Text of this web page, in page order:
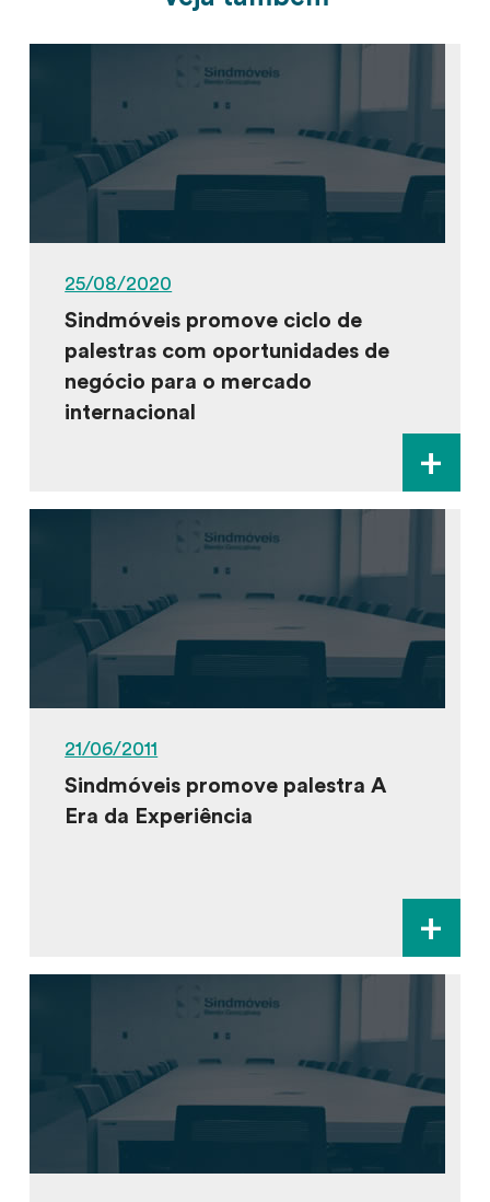
25/08/2020
Sindmóveis promove ciclo de
palestras com oportunidades de
negócio para o mercado
internacional
+
21/06/2011
Sindmóveis promove palestra A
Era da Experiência
+